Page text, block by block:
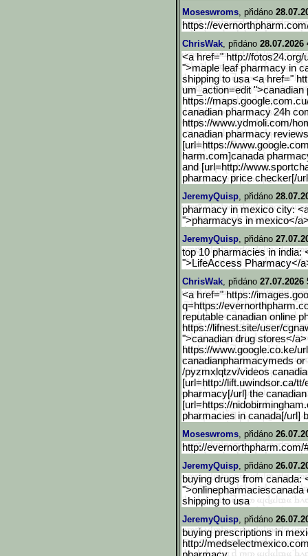
Moseswroms, přidáno
https://
ChrisWak, přidáno 28.07.2026
<a href=" http://fotos24.org/
">maple leaf pharmacy in
shipping to usa <a href="
um_action=edit
https://maps.google.com.c
canadian pharmacy 24h
https://www.ydmoli.com/
canadian pharmacy reviews
[url=https://www.google.c
harm.com]canada
and [url=http://
pharmacy price checker[/
JeremyQuisp, přidáno
pharmacy in mexico city:
">pharmacys in mexico</
JeremyQuisp, přidáno
top 10 pharmacies in india:
">LifeAccess Pharmacy</
ChrisWak, přidáno 27.07.2026
<a href=" https://
q=https://
reputable canadian online
https://lifnest.site/user/cgna
">canadian drug stores</a>
https://www.google.co.ke/
canadianpharmacymeds
/pyzmxlqtzv/videos
[url=http://lift.uwindsor.ca/tt/
pharmacy[/url] the
[url=https://
pharmacies in canada[/url]
Moseswroms, přidáno
http://
JeremyQuisp, přidáno
buying drugs from canada:
shipping to usa
JeremyQuisp, přidáno
buying prescriptions in
http://